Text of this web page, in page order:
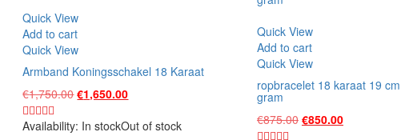
Quick View
Add to cart
Quick View
Armband Koningsschakel 18 Karaat
€1,750.00Original
was:
€1,650.00Current
is:
Availability: In stockOut of stock
Quick View
Add to cart
Quick View
ropbracelet 18 karaat 19
gram
€875.00 Original
€850.00Current